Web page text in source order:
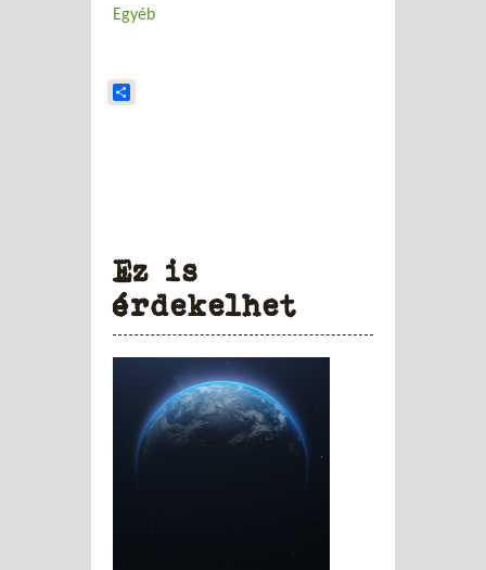
Egyéb
Ez is
érdekelhet